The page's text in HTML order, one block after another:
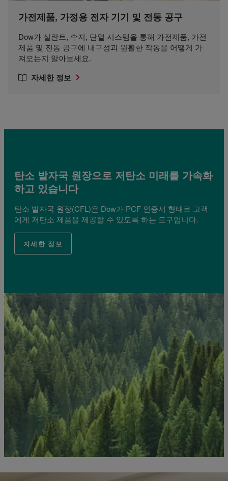
가전제품, 가정용 전자 기기 및 전동 공구
Dow가 실란트, 수지, 단열 시스템을 통해 가전제품, 가전
제품 및 전동 공구에 내구성과 원활한 작동을 어떻게 가
져오는지 알아보세요.
자세한 정보
탄소 발자국 원장으로 저탄소 미래를 가속화
하고 있습니다
탄소 발자국 원장(CFL)은 Dow가 PCF 인증서 형태로 고객
에게 저탄소 제품을 제공할 수 있도록 하는 도구입니다.
자세한 정보